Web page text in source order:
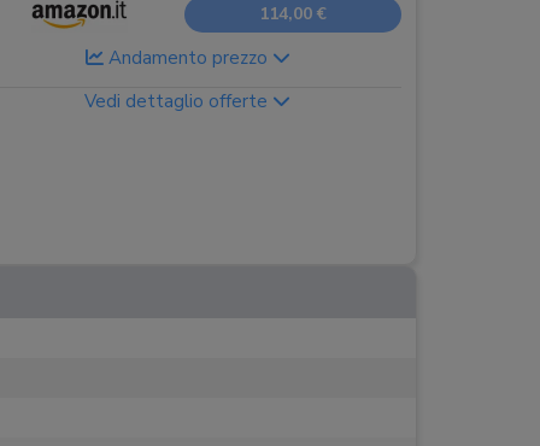
114,00 €
Andamento prezzo
Vedi dettaglio offerte